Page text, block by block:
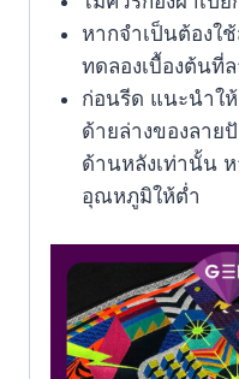
หากจำเป็นต้องใ
ทดลองเบื้องต้นที่
ก่อนรีด แนะนำใ
ด้ายล่างของลาย
ด้านหลังเท่านั้น
อุณหภูมิให้ตํ่า